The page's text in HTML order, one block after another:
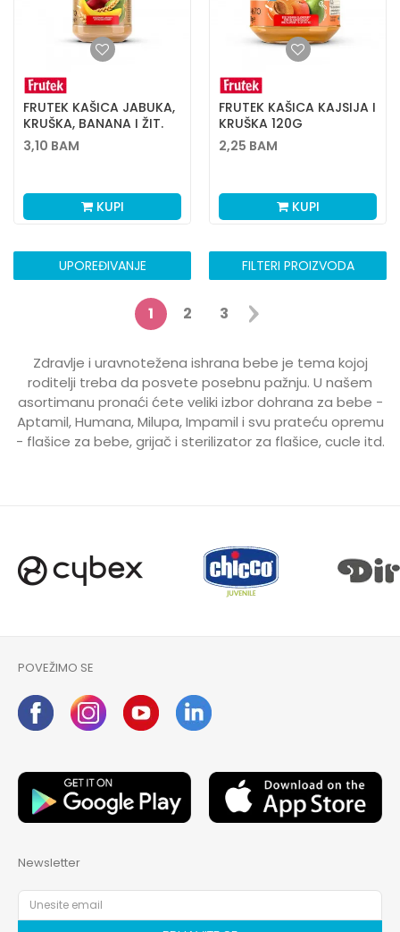
FRUTEK KAŠICA JABUKA,
KRUŠKA, BANANA I ŽIT.
190G
3,10 BAM
KUPI
FRUTEK KAŠICA KAJSIJA I
KRUŠKA 120G
2,25 BAM
KUPI
UPOREĐIVANJE FILTERI PROIZVODA
1 2 3
Zdravlje i uravnotežena ishrana bebe je tema kojoj
roditelji treba da posvete posebnu pažnju. U našem
asortimanu pronaći ćete veliki izbor dohrana za bebe -
Aptamil, Humana, Milupa, Impamil i svu prateću opremu
- flašice za bebe, grijač i sterilizator za flašice, cucle itd.
POVEŽIMO SE
Newsletter